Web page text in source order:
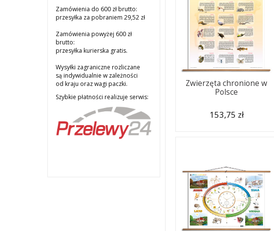
Zwierzęta chronione w
Polsce
153,75 zł
Zamówienia do 600 zł brutto:
przesyłka za pobraniem 29,52 zł
Zamówienia powyżej 600 zł
brutto:
przesyłka kurierska gratis.
Wysyłki zagraniczne rozliczane
są indywidualnie w zależności
od kraju oraz wagi paczki.
Szybkie płatności realizuje serwis: